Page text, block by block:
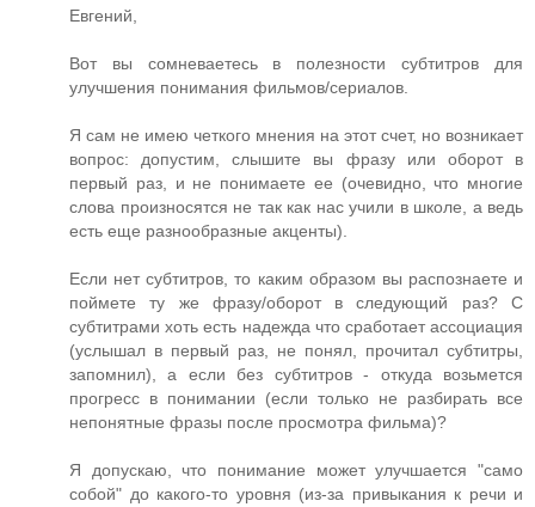
Евгений,
Вот вы сомневаетесь в полезности субтитров для
улучшения понимания фильмов/сериалов.
Я сам не имею четкого мнения на этот счет, но возникает
вопрос: допустим, слышите вы фразу или оборот в
первый раз, и не понимаете ее (очевидно, что многие
слова произносятся не так как нас учили в школе, а ведь
есть еще разнообразные акценты).
Если нет субтитров, то каким образом вы распознаете и
поймете ту же фразу/оборот в следующий раз? С
субтитрами хоть есть надежда что сработает ассоциация
(услышал в первый раз, не понял, прочитал субтитры,
запомнил), а если без субтитров - откуда возьмется
прогресс в понимании (если только не разбирать все
непонятные фразы после просмотра фильма)?
Я допускаю, что понимание может улучшается "само
собой" до какого-то уровня (из-за привыкания к речи и